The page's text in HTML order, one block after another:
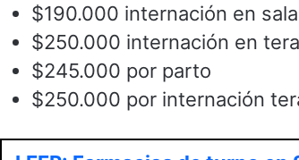
$190.000 internación en
$250.000 internación en
$245.000 por parto
$250.000 por internación